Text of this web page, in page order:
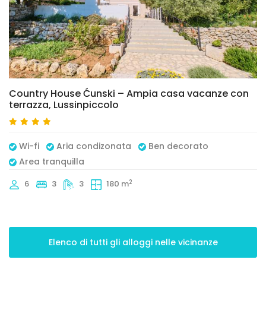
Country House Ćunski – Ampia casa vacanze con
terrazza, Lussinpiccolo
Wi-fi Aria condizonata
Ben decorato
Area tranquilla
6 3 3 180 m2
Elenco di tutti gli alloggi nelle vicinanze